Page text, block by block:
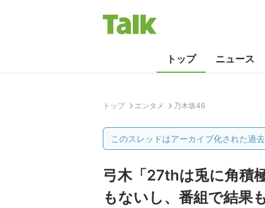
トップ ニュース
トップ エンタメ 乃木坂46
このスレッドはアーカイブ化された過去
弓木「27thは兎に角積
もないし、番組で結果